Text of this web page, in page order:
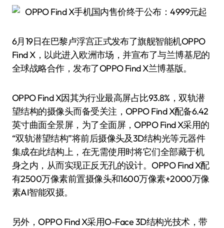
6月19日在巴黎卢浮宫正式发布了旗舰智能机OPPO
Find X，以此进入欧洲市场，并宣布了与兰博基尼的
全球战略合作，发布了OPPO Find X兰博基版。
OPPO Find X因其为行业最高屏占比93.8%，双轨潜
望结构的摄像头而备受关注，OPPO Find X配备6.42
英寸曲面全景屏，为了全面屏，OPPO Find X采用的
“双轨潜望结构”将前后摄像头及3D结构光等元器件
集成在此结构上，在无需使用时将它们全部藏于机
身之内，从而实现正反无孔的设计。OPPO Find X配
有2500万像素前置摄像头和1600万像素+2000万像
素AI智能双摄。
另外，OPPO Find X采用O-Face 3D结构光技术，带